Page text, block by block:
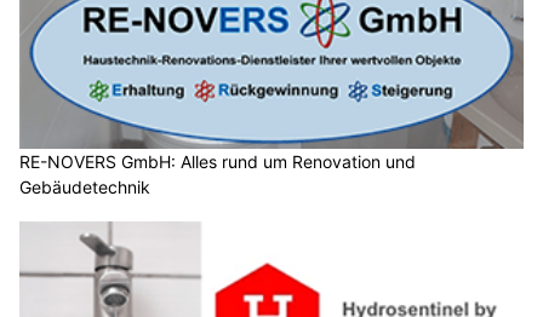
RE-NOVERS GmbH: Alles rund um Renovation und
Gebäudetechnik